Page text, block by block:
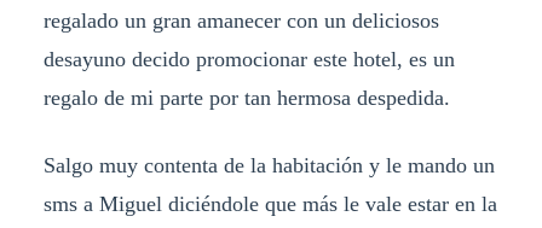
regalado un gran amanecer con un deliciosos
desayuno decido promocionar este hotel, es un
regalo de mi parte por tan hermosa despedida.
Salgo muy contenta de la habitación y le mando un
sms a Miguel diciéndole que más le vale estar en la